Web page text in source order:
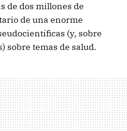
de dos millones de
de una enorme
(y, sobre
sobre temas de salud.